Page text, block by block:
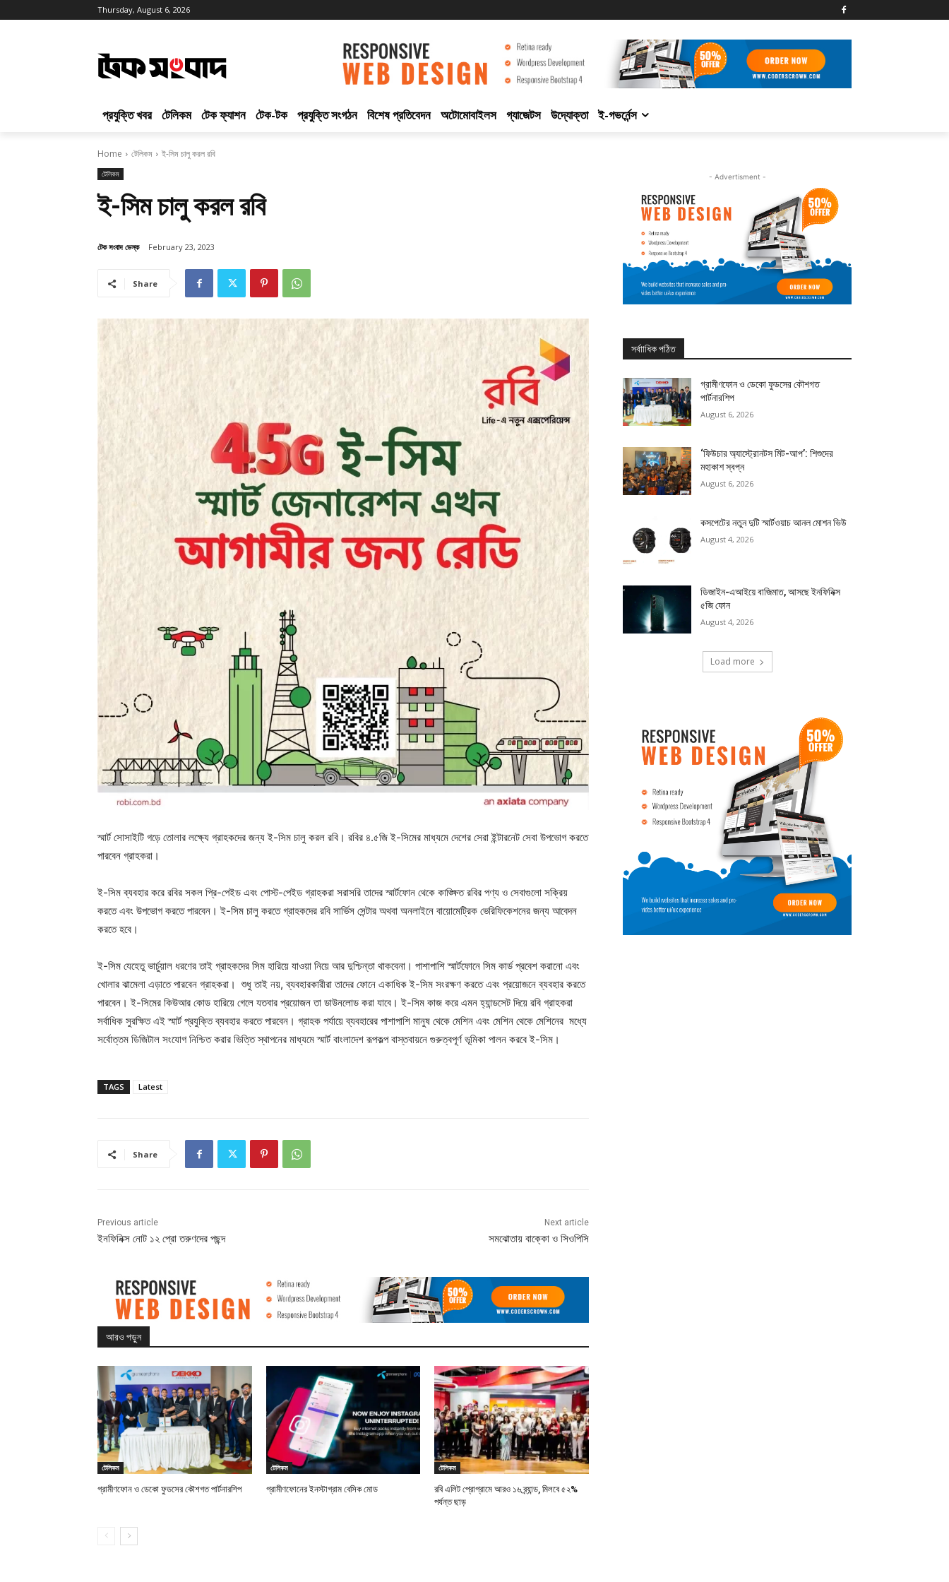
Thursday, August 6, 2026
প্রযুক্তি খবর টেলিকম টেক ফ্যাশন টেক-টক প্রযুক্তি সংগঠন বিশেষ প্রতিবেদন অটোমোবাইলস গ্যাজেটস উদ্যোক্তা ই-গভর্নেন্স
Home টেলিকম ই-সিম চালু করল রবি
টেলিকম
ই-সিম চালু করল রবি
টেক সংবাদ ডেস্ক February 23, 2023
Share
স্মার্ট সোসাইটি গড়ে তোলার লক্ষ্যে গ্রাহকদের জন্য ই-সিম চালু করল রবি। রবির ৪.৫জি ই-সিমের মাধ্যমে দেশের সেরা ইন্টারনেট সেবা উপভোগ করতে
পারবেন গ্রাহকরা।
ই-সিম ব্যবহার করে রবির সকল প্রি-পেইড এবং পোস্ট-পেইড গ্রাহকরা সরাসরি তাদের স্মার্টফোন থেকে কাঙ্ক্ষিত রবির পণ্য ও সেবাগুলো সক্রিয়
করতে এবং উপভোগ করতে পারবেন। ই-সিম চালু করতে গ্রাহকদের রবি সার্ভিস সেন্টার অথবা অনলাইনে বায়োমেট্রিক ভেরিফিকেশনের জন্য আবেদন
করতে হবে।
ই-সিম যেহেতু ভার্চুয়াল ধরণের তাই গ্রাহকদের সিম হারিয়ে যাওয়া নিয়ে আর দুশ্চিন্তা থাকবেনা। পাশাপাশি স্মার্টফোনে সিম কার্ড প্রবেশ করানো এবং
খোলার ঝামেলা এড়াতে পারবেন গ্রাহকরা। শুধু তাই নয়, ব্যবহারকারীরা তাদের ফোনে একাধিক ই-সিম সংরক্ষণ করতে এবং প্রয়োজনে ব্যবহার করতে
পারবেন। ই-সিমের কিউআর কোড হারিয়ে গেলে যতবার প্রয়োজন তা ডাউনলোড করা যাবে। ই-সিম কাজ করে এমন হ্যান্ডসেট দিয়ে রবি গ্রাহকরা
সর্বাধিক সুরক্ষিত এই স্মার্ট প্রযুক্তি ব্যবহার করতে পারবেন। গ্রাহক পর্যায়ে ব্যবহারের পাশাপাশি মানুষ থেকে মেশিন এবং মেশিন থেকে মেশিনের মধ্যে
সর্বোত্তম ডিজিটাল সংযোগ নিশ্চিত করার ভিত্তি স্থাপনের মাধ্যমে স্মার্ট বাংলাদেশ রূপকল্প বাস্তবায়নে গুরুত্বপূর্ণ ভূমিকা পালন করবে ই-সিম।
TAGS Latest
Share
Previous article
ইনফিনিক্স নোট ১২ প্রো তরুণদের পছন্দ
Next article
সমঝোতায় বাক্কো ও সিওপিসি
আরও পড়ুন
টেলিকম
গ্রামীণফোন ও ডেকো ফুডসের কৌশগত পার্টনারশিপ
টেলিকম
গ্রামীণফোনের ইনস্টাগ্রাম বেসিক মোড
টেলিকম
রবি এলিট প্রোগ্রামে আরও ১৬ ব্র্যান্ড, মিলবে ৫২%
পর্যন্ত ছাড়
- Advertisment -
সর্বাাধিক পঠিত
গ্রামীণফোন ও ডেকো ফুডসের কৌশগত
পার্টনারশিপ
August 6, 2026
‘ফিউচার অ্যাস্ট্রোনটস মিট-আপ’: শিশুদের
মহাকাশ স্বপ্ন
August 6, 2026
কসপেটের নতুন দুটি স্মার্টওয়াচ আনল মোশন ভিউ
August 4, 2026
ডিজাইন-এআইয়ে বাজিমাত, আসছে ইনফিনিক্স
৫জি ফোন
August 4, 2026
Load more